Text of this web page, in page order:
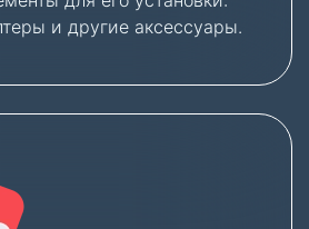
и другие аксессуары.